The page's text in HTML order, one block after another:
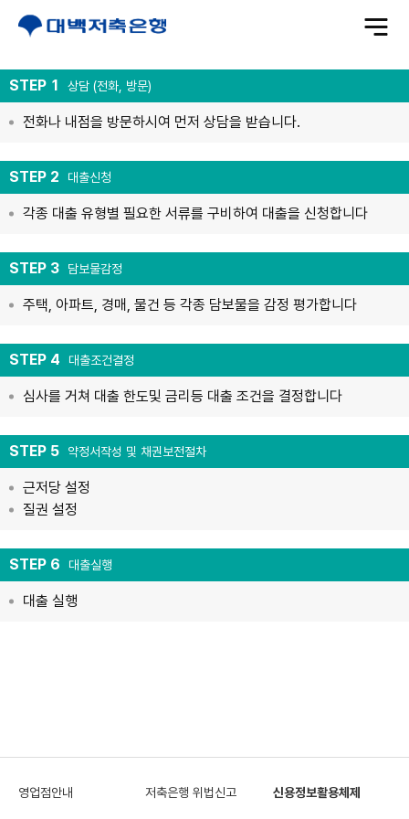
전
체
STEP 1 상담 (전화, 방문)
전화나 내점을 방문하시여 먼저 상담을 받습니다.
STEP 2 대출신청
각종 대출 유형별 필요한 서류를 구비하여 대출을 신청합니다
STEP 3 담보물감정
주택, 아파트, 경매, 물건 등 각종 담보물을 감정 평가합니다
STEP 4 대출조건결정
심사를 거쳐 대출 한도및 금리등 대출 조건을 결정합니다
STEP 5 약정서작성 및 채권보전절차
근저당 설정
질권 설정
STEP 6 대출실행
대출 실행
영업점안내 저축은행 위법신고 신용정보활용체제